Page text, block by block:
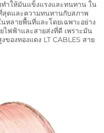
ทําให้มันแข็งแรงและทนทาน ใน
ดและความทนทานกับสภาพ
หลายพื้นที่และโดยเฉพาะอย่าง
ไฟฟ้าและสายส่งที่ดี เพราะมัน
องทองแดง LT CABLES สาย